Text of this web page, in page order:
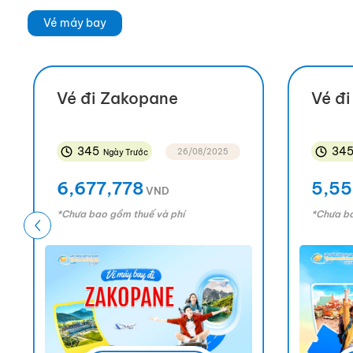
Vietnam Airlines +
Emirates
Air France
Vé máy bay
Vé đi Zakopane
345 Ngày Trước 26/08/2025
6,677,778VND
*Chưa bao gồm thuế và phí
Vé
345
*Chưa